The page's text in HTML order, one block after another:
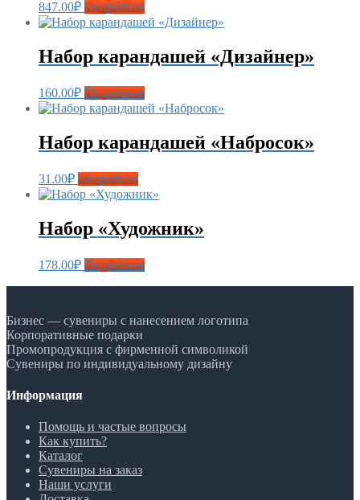
847.00₽ Подробнее
Набор карандашей «Дизайнер»
160.00₽ Подробнее
Набор карандашей «Набросок»
31.00₽ Подробнее
Набор «Художник»
178.00₽ Подробнее
Бизнес — сувениры с нанесением логотипа
Корпоративные подарки
Промопродукция с фирменной символикой
Сувениры по индивидуальному дизайну
Информация
Помощь и частые вопросы
Как купить?
Каталог
Сувениры на заказ
Наши услуги